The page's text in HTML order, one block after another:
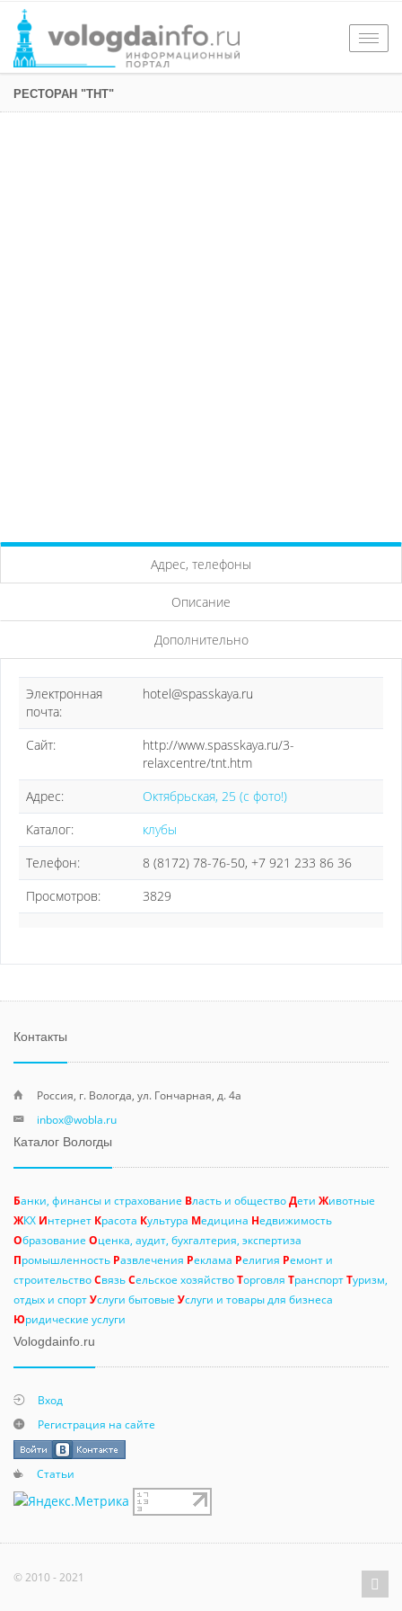
РЕСТОРАН "ТНТ"
Адрес, телефоны
Описание
Дополнительно
Электронная
почта:
hotel@spasskaya.ru
Сайт:
http://www.spasskaya.ru/3-
relaxcentre/tnt.htm
Адрес:
Октябрьская, 25 (с фото!)
Каталог:
клубы
Телефон:
8 (8172) 78-76-50, +7 921 233 86 36
Просмотров:
3829
Контакты
Россия, г. Вологда, ул. Гончарная, д. 4а
inbox@wobla.ru
Каталог Вологды
Банки, финансы и страхование Власть и обществоДети Животные
ЖКХ Интернет Красота Культура Медицина Недвижимость
Образование Оценка, аудит, бухгалтерия, экспертиза
Промышленность Развлечения Реклама Религия Ремонт и
строительствоСвязьСельское хозяйствоТорговля ТранспортТуризм,
отдых и спортУслуги бытовые Услуги и товары для бизнеса
Юридические услуги
Vologdainfo.ru
Вход
Регистрация на сайте
Статьи
© 2010 - 2021